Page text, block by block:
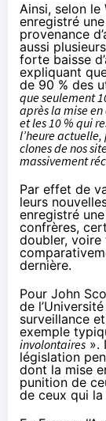
Ainsi, selon
enregistré
provenance
aussi
forte baisse
expliquant
de 90 % des
que seulement
après la mise en
et les 10 % qui
l’heure actuelle,
clones de nos
massivement
Par effet de
leurs
enregistré
confrères,
doubler, voire
dernière.
Pour John
de
surveillance
exemple
involontaires».
législation
dont la mise
punition de
de ceux qui